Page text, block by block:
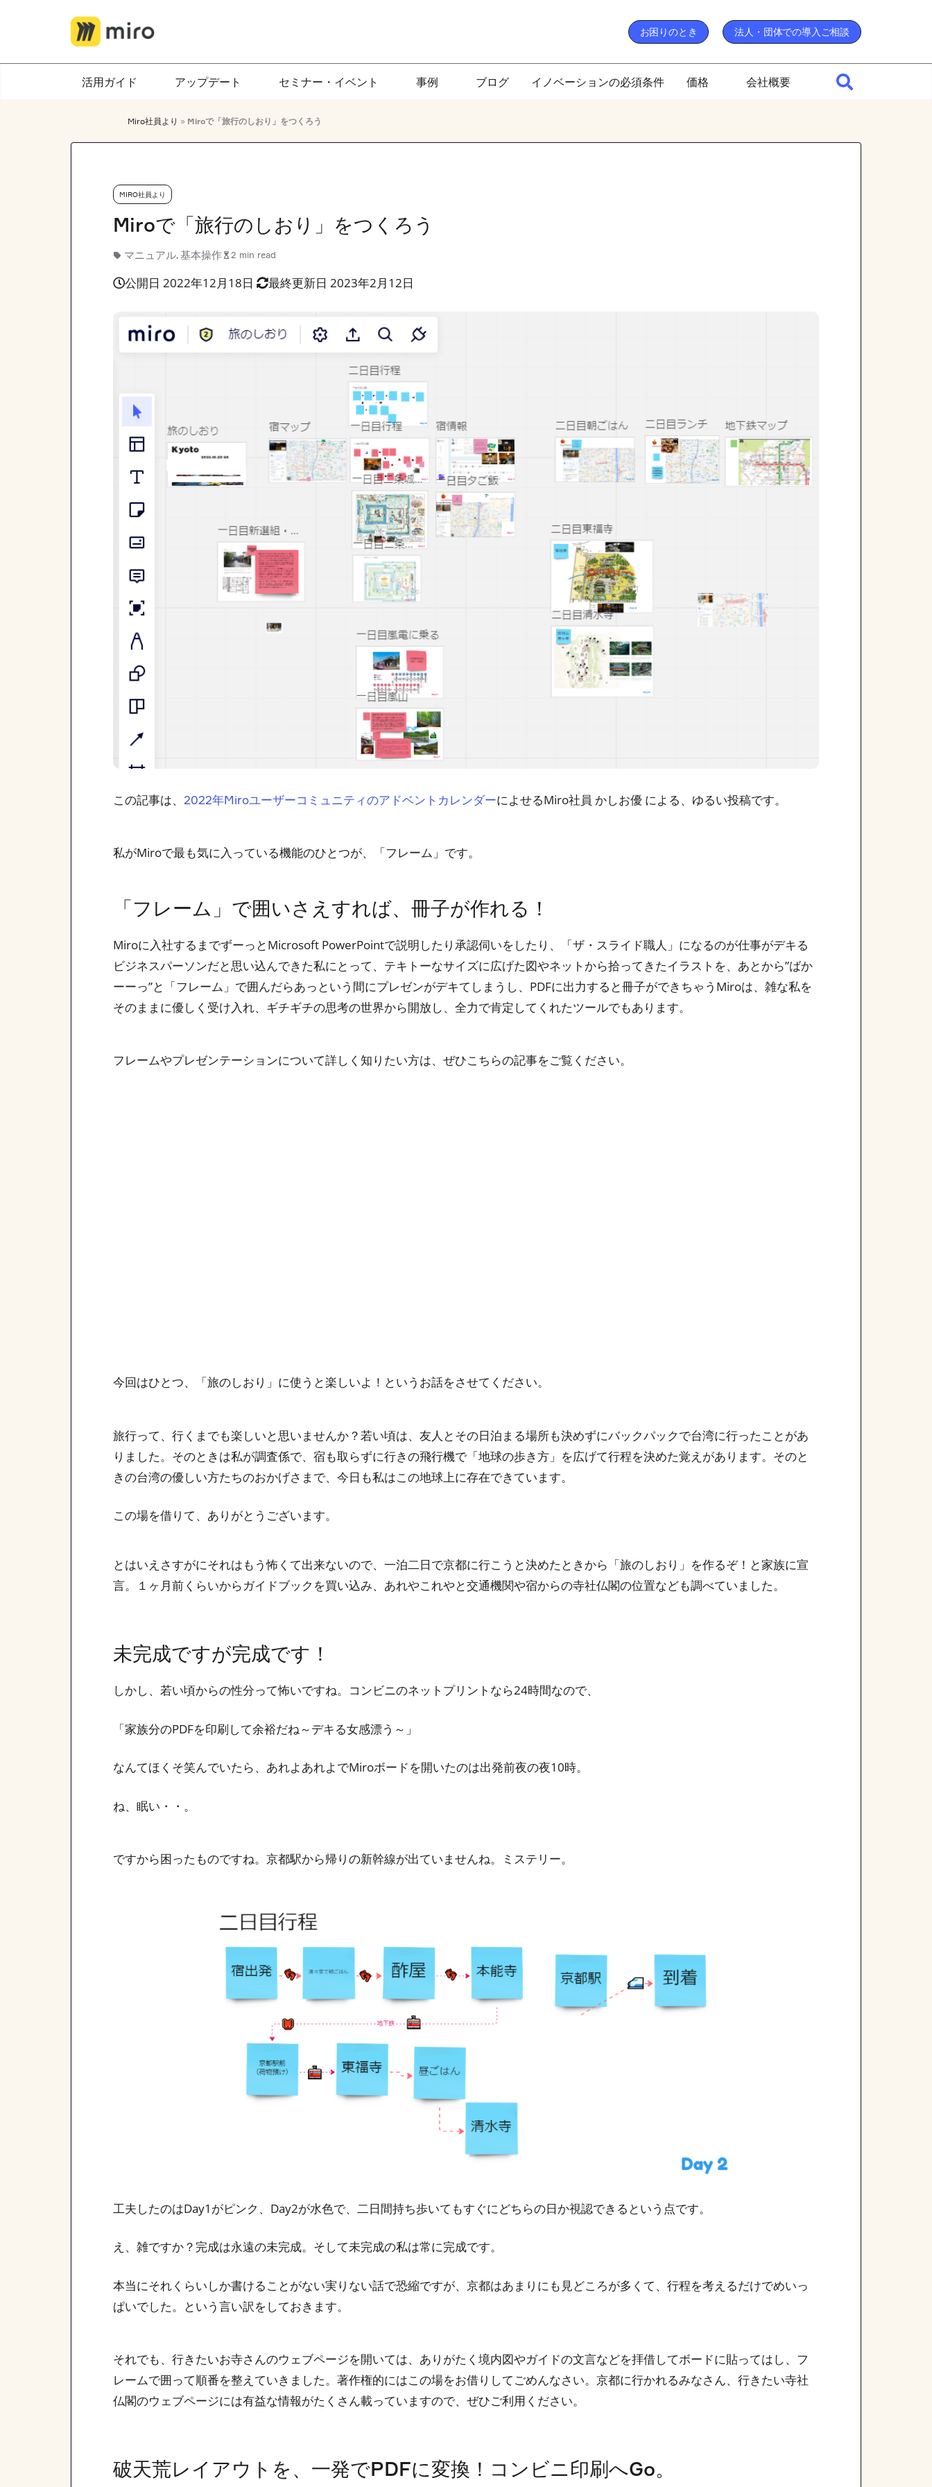
お困りのとき 法人・団体での導入ご相談
活用ガイド アップデート セミナー・イベント 事例 ブログ イノベーションの必須条件 価格 会社概要
Miro社員より » Miroで「旅行のしおり」をつくろう
MIRO社員より
Miroで「旅行のしおり」をつくろう
マニュアル, 基本操作 2 min read
公開日 2022年12月18日 最終更新日 2023年2月12日
この記事は、 2022年MiroユーザーコミュニティのアドベントカレンダーによせるMiro社員 かしお優 による、ゆるい投稿です。
私がMiroで最も気に入っている機能のひとつが、「フレーム」です。
「フレーム」で囲いさえすれば、冊子が作れる！
Miroに入社するまでずーっとMicrosoft PowerPointで説明したり承認伺いをしたり、「ザ・スライド職人」になるのが仕事がデキる
ビジネスパーソンだと思い込んできた私にとって、テキトーなサイズに広げた図やネットから拾ってきたイラストを、あとから”ばか
ーーっ”と「フレーム」で囲んだらあっという間にプレゼンがデキてしまうし、PDFに出力すると冊子ができちゃうMiroは、雑な私を
そのままに優しく受け入れ、ギチギチの思考の世界から開放し、全力で肯定してくれたツールでもあります。
フレームやプレゼンテーションについて詳しく知りたい方は、ぜひこちらの記事をご覧ください。
今回はひとつ、「旅のしおり」に使うと楽しいよ！というお話をさせてください。
旅行って、行くまでも楽しいと思いませんか？若い頃は、友人とその日泊まる場所も決めずにバックパックで台湾に行ったことがあ
りました。そのときは私が調査係で、宿も取らずに行きの飛行機で「地球の歩き方」を広げて行程を決めた覚えがあります。そのと
きの台湾の優しい方たちのおかげさまで、今日も私はこの地球上に存在できています。
この場を借りて、ありがとうございます。
とはいえさすがにそれはもう怖くて出来ないので、一泊二日で京都に行こうと決めたときから「旅のしおり」を作るぞ！と家族に宣
言。１ヶ月前くらいからガイドブックを買い込み、あれやこれやと交通機関や宿からの寺社仏閣の位置なども調べていました。
未完成ですが完成です！
しかし、若い頃からの性分って怖いですね。コンビニのネットプリントなら24時間なので、
「家族分のPDFを印刷して余裕だね～デキる女感漂う～」
なんてほくそ笑んでいたら、あれよあれよでMiroボードを開いたのは出発前夜の夜10時。
ね、眠い・・。
ですから困ったものですね。京都駅から帰りの新幹線が出ていませんね。ミステリー。
工夫したのはDay1がピンク、Day2が水色で、二日間持ち歩いてもすぐにどちらの日か視認できるという点です。
え、雑ですか？完成は永遠の未完成。そして未完成の私は常に完成です。
本当にそれくらいしか書けることがない実りない話で恐縮ですが、京都はあまりにも見どころが多くて、行程を考えるだけでめいっ
ぱいでした。という言い訳をしておきます。
それでも、行きたいお寺さんのウェブページを開いては、ありがたく境内図やガイドの文言などを拝借してボードに貼ってはし、フ
レームで囲って順番を整えていきました。著作権的にはこの場をお借りしてごめんなさい。京都に行かれるみなさん、行きたい寺社
仏閣のウェブページには有益な情報がたくさん載っていますので、ぜひご利用ください。
破天荒レイアウトを、一発でPDFに変換！コンビニ印刷へGo。